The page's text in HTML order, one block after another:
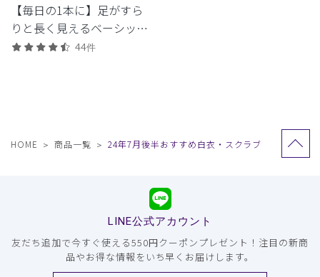
【毎日の1本に】足がすら
りと長く見えるベーシック
なデザイン。44件
HOME 商品一覧 24年7月後半おすすめ白衣・スクラブ
LINE公式アカウント
友だち追加で今すぐ使える550円クーポンプレゼント！注目の新商
品やお得な情報をいち早くお届けします。